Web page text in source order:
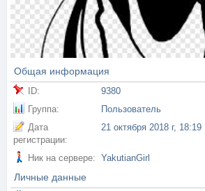
Общая информация
ID:
9380
Группа:
Пользователь
Дата
регистрации:
21 октября 2018 г, 18:19
Ник на сервере: YakutianGirl
Личные данные